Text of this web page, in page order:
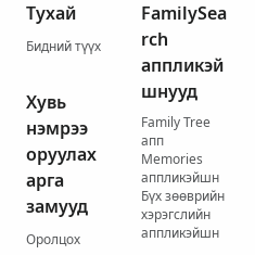
Тухай
Бидний түүх
Хувь
нэмрээ
оруулах
арга
замууд
Оролцох
FamilySea
rch
аппликэй
шнууд
Family Tree
апп
Memories
аппликэйшн
Бүх зөөврийн
хэрэгслийн
аппликэйшн